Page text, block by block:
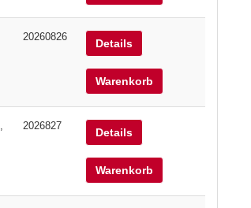
20260826
Details
Warenkorb
2026827
Details
Warenkorb